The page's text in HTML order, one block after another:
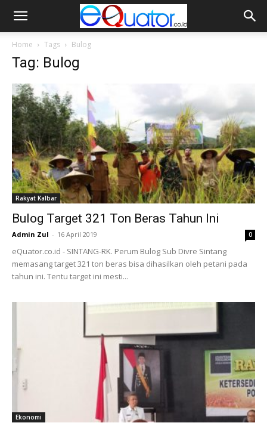
Home Tags Bulog
Tag: Bulog
Rakyat Kalbar
Bulog Target 321 Ton Beras Tahun Ini
Admin Zul - 16 April 2019 0
eQuator.co.id - SINTANG-RK. Perum Bulog Sub Divre Sintang
memasang target 321 ton beras bisa dihasilkan oleh petani pada
tahun ini. Tentu target ini mesti...
Ekonomi